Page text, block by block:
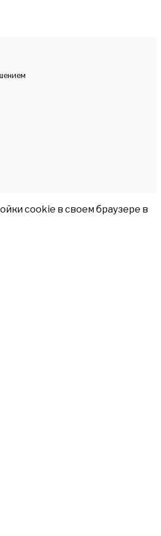
cookie в своем браузере в